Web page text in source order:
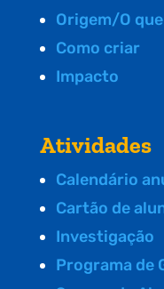
Origem/O
Como criar
Impacto
Atividades
Calendário
Cartão de
Investigação
Programa de